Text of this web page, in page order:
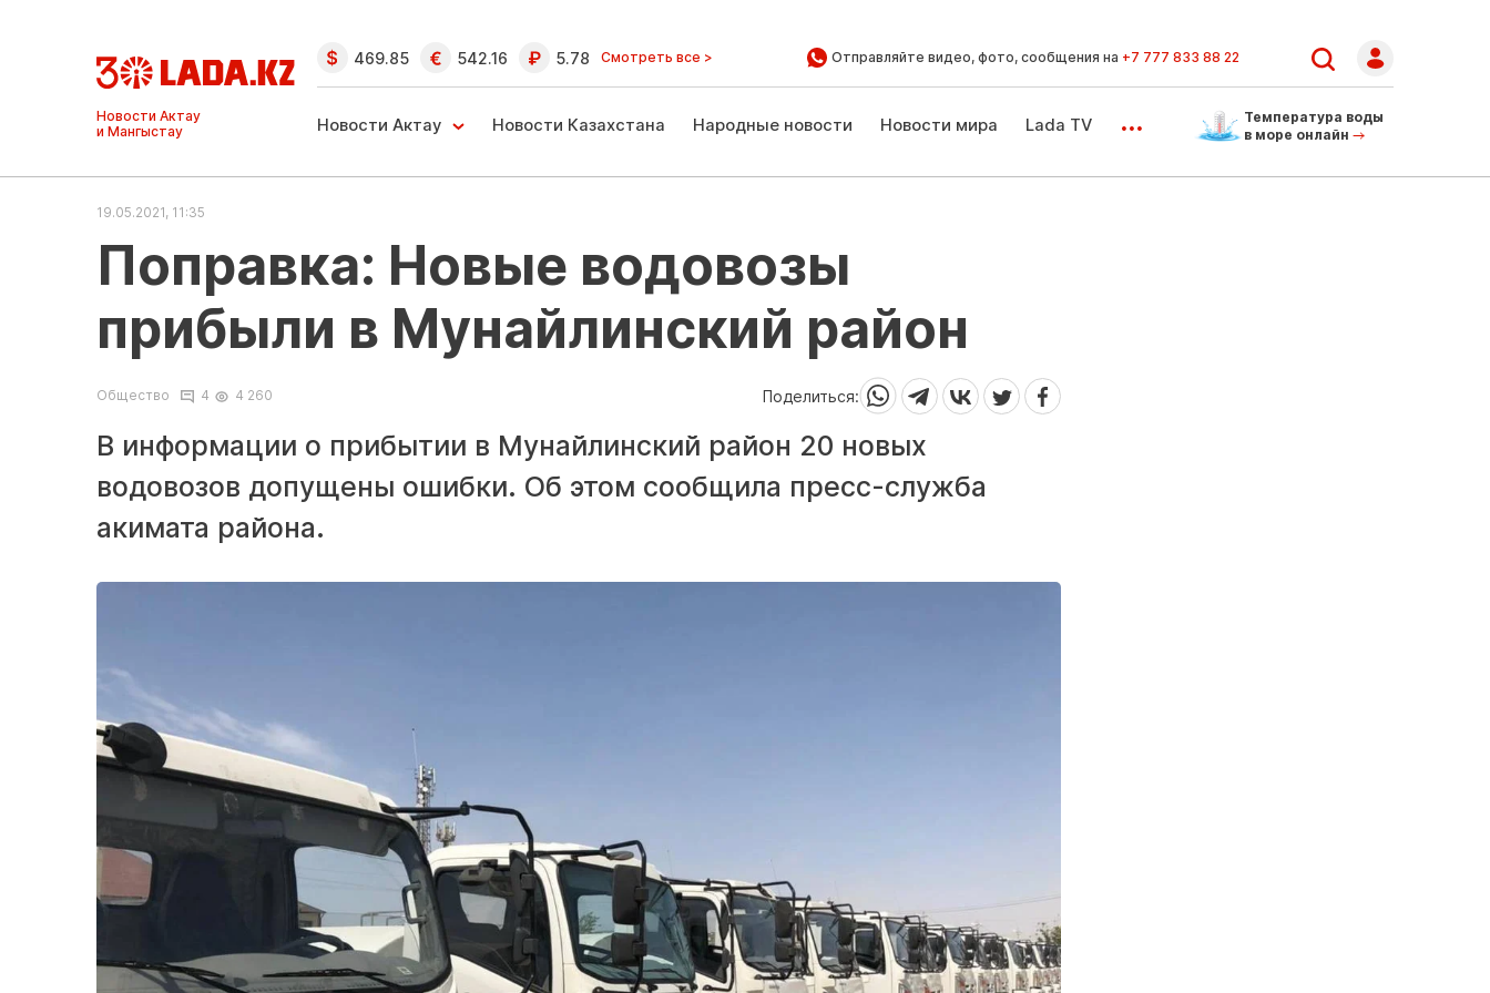
Ақтау және
Манғыстау
жаңалықтары
469.85 542.16 5.78 Смотреть все > Отправляйте видео, фото, сообщения на +7 777 833 88 22
Новости Актау Новости Казахстана Народные новости Новости мира Lada TV ...
Температура воды
в море онлайн
19.05.2021, 11:35
Поправка: Новые водовозы
прибыли в Мунайлинский район
Общество 4 4 260 Поделиться:
В информации о прибытии в Мунайлинский район 20 новых
водовозов допущены ошибки. Об этом сообщила пресс-служба
акимата района.